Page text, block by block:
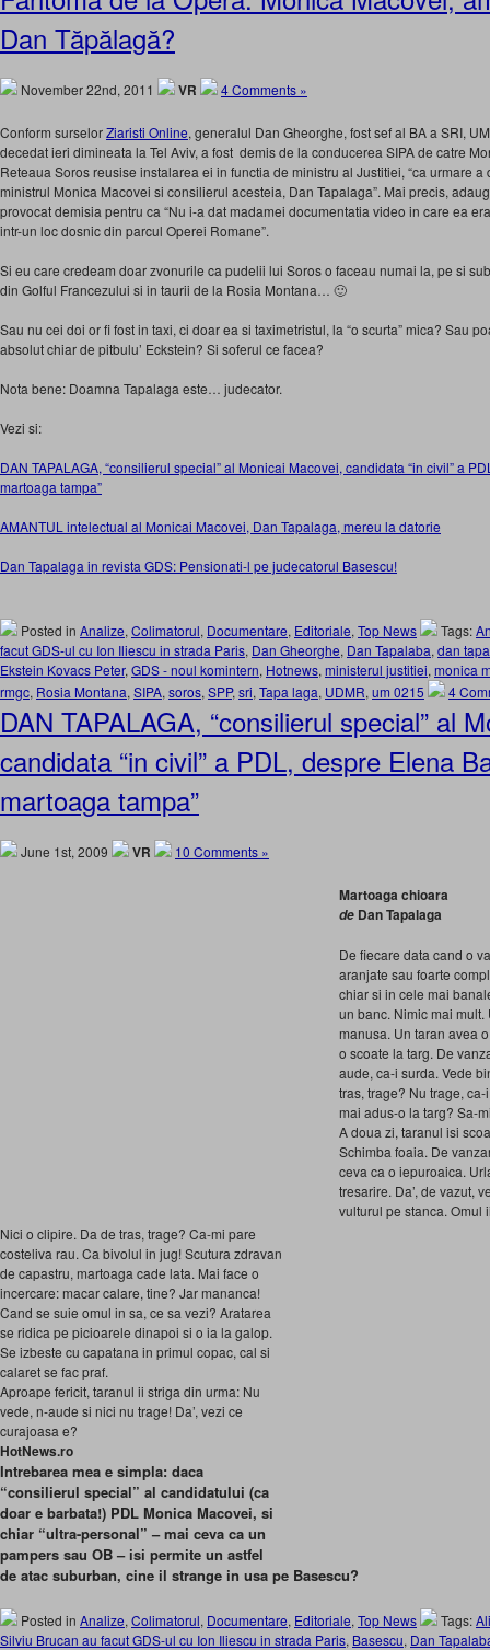
Dan Tăpălagă?
November 22nd, 2011 VR 4 Comments »
Conform surselorZiaristi Online, generalul Dan Gheorghe, fost sef al BA a SRI,
decedat ieri dimineata la Tel Aviv, a fost demis de la conducerea SIPA de catre
Reteaua Soros reusise instalarea ei in functia de ministru al Justitiei, “ca urmare
ministrul Monica Macovei si consilierul acesteia, Dan Tapalaga”. Mai precis,
provocat demisia pentru ca “Nu i-a dat madamei documentatia video in care ea
intr-un loc dosnic din parcul Operei Romane”.
Si eu care credeam doar zvonurile ca pudelii lui Soros o faceau numai la, pe si
din Golful Francezului si in taurii de la Rosia Montana… 🙂
Sau nu cei doi or fi fost in taxi, ci doar ea si taximetristul, la “o scurta” mica? Sau
absolut chiar de pitbulu’ Eckstein? Si soferul ce facea?
Nota bene: Doamna Tapalaga este… judecator.
Vezi si:
DAN TAPALAGA, “consilierul special” al Monicai Macovei, candidata “in civil” a
martoaga tampa”
AMANTUL intelectual al Monicai Macovei, Dan Tapalaga, mereu la datorie
Dan Tapalaga in revista GDS: Pensionati-l pe judecatorul Basescu!
Posted in Analize, Colimatorul, Documentare, Editoriale, Top News Tags:
facut GDS-ul cu Ion Iliescu in strada Paris, Dan Gheorghe, Dan Tapalaba, dan
Ekstein Kovacs Peter, GDS - noul komintern, Hotnews, ministerul justitiei, monica
rmgc, Rosia Montana, SIPA, soros, SPP, sri, Tapa laga, UDMR, um 0215 4
DAN TAPALAGA, “consilierul special” al
candidata “in civil” a PDL, despre Elena
martoaga tampa”
June 1st, 2009 VR 10 Comments »
Martoaga chioara
de Dan Tapalaga
De fiecare data cand o
aranjate sau foarte
chiar si in cele mai
un banc. Nimic mai
manusa. Un taran avea
o scoate la targ. De
aude, ca-i surda. Vede
tras, trage? Nu trage,
mai adus-o la targ? Sa-
A doua zi, taranul isi
Schimba foaia. De
ceva ca o iepuroaica.
tresarire. Da’, de vazut,
vulturul pe stanca. Omul
Nici o clipire. Da de tras, trage? Ca-mi pare
costeliva rau. Ca bivolul in jug! Scutura zdravan
de capastru, martoaga cade lata. Mai face o
incercare: macar calare, tine? Jar mananca!
Cand se suie omul in sa, ce sa vezi? Aratarea
se ridica pe picioarele dinapoi si o ia la galop.
Se izbeste cu capatana in primul copac, cal si
calaret se fac praf.
Aproape fericit, taranul ii striga din urma: Nu
vede, n-aude si nici nu trage! Da’, vezi ce
curajoasa e?
HotNews.ro
Intrebarea mea e simpla: daca
“consilierul special” al candidatului (ca
doar e barbata!) PDL Monica Macovei, si
chiar “ultra-personal” – mai ceva ca un
pampers sau OB – isi permite un astfel
de atac suburban, cine il strange in usa pe Basescu?
Posted in Analize, Colimatorul, Documentare, Editoriale, Top News Tags:
Silviu Brucan au facut GDS-ul cu Ion Iliescu in strada Paris, Basescu, Dan